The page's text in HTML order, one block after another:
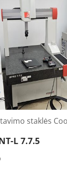
staklės
L 7.7.5